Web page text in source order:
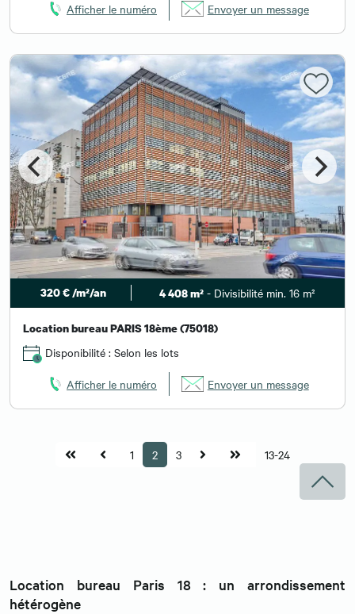
Afficher le numéro Envoyer un message
320 € /m²/an 4 408 m²- Divisibilité min. 16 m²
Location bureau PARIS 18ème (75018)
Disponibilité : Selon les lots
Afficher le numéro Envoyer un message
1 2 3 13-24
Location bureau Paris 18 : un arrondissement
hétérogène